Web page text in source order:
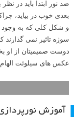
ضد نور ابتدا باید در
بعدی خوب در بیاید،
و شکل کلی که به وجود
سوژه تاثیر نمی گذارند
دوست صمیمیتان از او
عکس های سیلوئت الهام
آموزش